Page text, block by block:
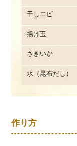
干しエビ
揚げ玉
さきいか
水（昆布だし）
作り方